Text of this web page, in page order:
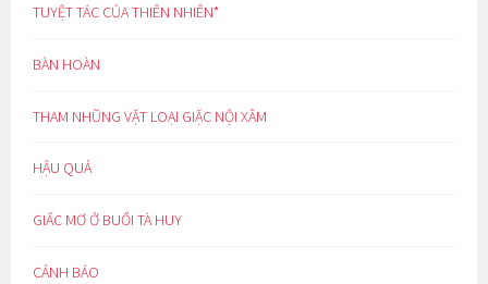
TUYỆT TÁC CỦA THIÊN NHIÊN*
BÀN HOÀN
THAM NHŨNG VẶT LOẠI GIẶC NỘI XÂM
HẬU QUẢ
GIẤC MƠ Ở BUỔI TÀ HUY
CẢNH BÁO